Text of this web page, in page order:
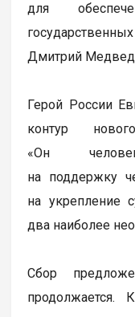
для
Дмитрий
Герой России
контур
«Он
на поддержку
на укрепление
два наиболее
Сбор
продолжается.